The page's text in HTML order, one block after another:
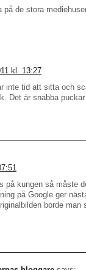
på de stora
kl. 13:27
inte tid att sitta och
Det är snabba
på kungen så måste
på Google ger
borde